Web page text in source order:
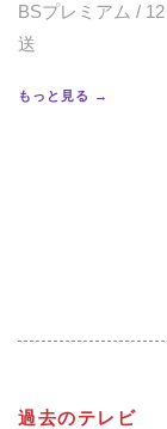
BSプレミアム /
送
もっと見る →
過去のテレビ